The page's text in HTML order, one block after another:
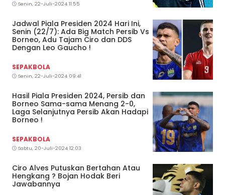
Senin, 22-Juli-2024 11:55
Jadwal Piala Presiden 2024 Hari Ini,
Senin (22/7): Ada Big Match Persib Vs
Borneo, Adu Tajam Ciro dan DDS
Dengan Leo Gaucho !
SEPAKBOLA
Senin, 22-Juli-2024 09:41
Hasil Piala Presiden 2024, Persib dan
Borneo Sama-sama Menang 2-0,
Laga Selanjutnya Persib Akan Hadapi
Borneo !
SEPAKBOLA
Sabtu, 20-Juli-2024 12:03
Ciro Alves Putuskan Bertahan Atau
Hengkang ? Bojan Hodak Beri
Jawabannya